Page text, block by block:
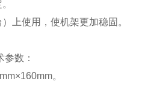
上使用，使机架更加稳固。
数：
。